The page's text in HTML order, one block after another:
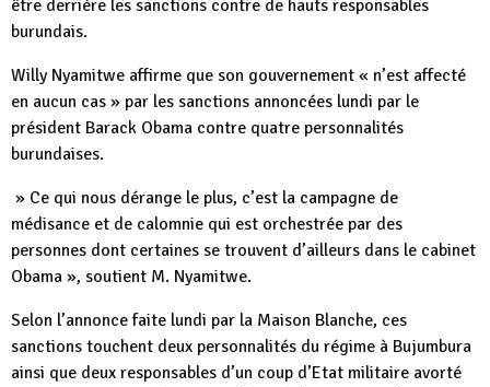
être derrière les sanctions contre de hauts responsables
burundais.
Willy Nyamitwe affirme que son gouvernement « n’est affecté
en aucun cas » par les sanctions annoncées lundi par le
président Barack Obama contre quatre personnalités
burundaises.
» Ce qui nous dérange le plus, c’est la campagne de
médisance et de calomnie qui est orchestrée par des
personnes dont certaines se trouvent d’ailleurs dans le cabinet
Obama », soutient M. Nyamitwe.
Selon l’annonce faite lundi par la Maison Blanche, ces
sanctions touchent deux personnalités du régime à Bujumbura
ainsi que deux responsables d’un coup d’Etat militaire avorté